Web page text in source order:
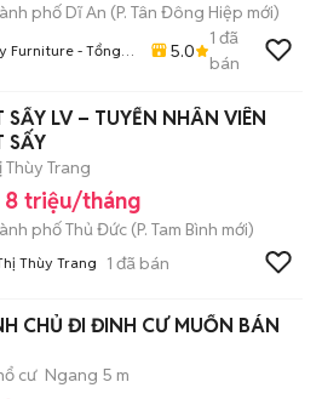
phố Dĩ An (P. Tân Đông Hiệp mới)
Furniture - Tổng
5.0
1 đã
bán
SẤY LV – TUYỂN NHÂN VIÊN
SẤY
Thùy Trang
8 triệu/tháng
phố Thủ Đức (P. Tam Bình mới)
Thùy Trang 1 đã bán
CHỦ ĐI ĐINH CƯ MUỐN BÁN
cư Ngang 5 m